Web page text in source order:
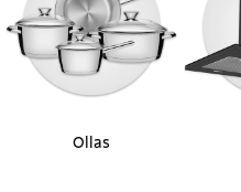
Ollas